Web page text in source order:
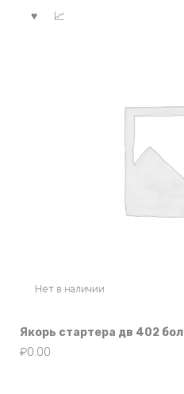
Нет в наличии
Якорь стартера дв 402 бол
₽0.00